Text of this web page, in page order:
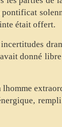
pontificat
était offert.
donné